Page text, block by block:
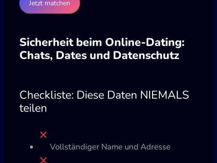
Jetzt matchen
Sicherheit beim Online-Dating:
Chats, Dates und Datenschutz
Checkliste: Diese Daten NIEMALS
teilen
Vollständiger Name und Adresse